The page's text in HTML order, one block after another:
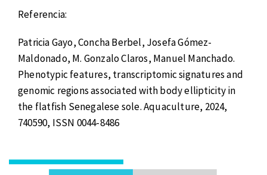
Referencia:
Patricia Gayo, Concha Berbel, Josefa Gómez-
Maldonado, M. Gonzalo Claros, Manuel Manchado.
Phenotypic features, transcriptomic signatures and
genomic regions associated with body ellipticity in
the flatfish Senegalese sole. Aquaculture, 2024,
740590, ISSN 0044-8486